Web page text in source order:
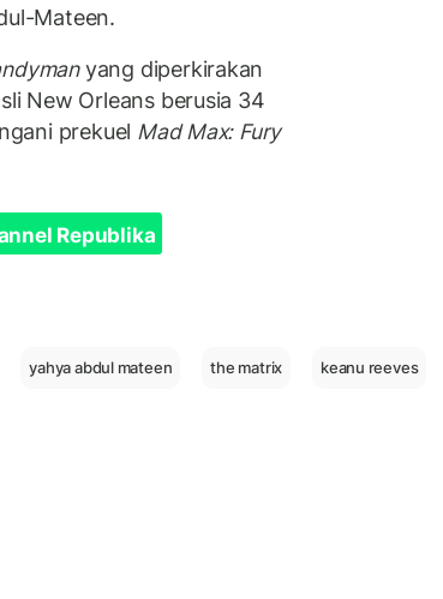
Mateen.
yang diperkirakan
New Orleans berusia 34
prekuel Mad Max: Fury
Republika
yahya abdul mateen the matrix keanu reeves